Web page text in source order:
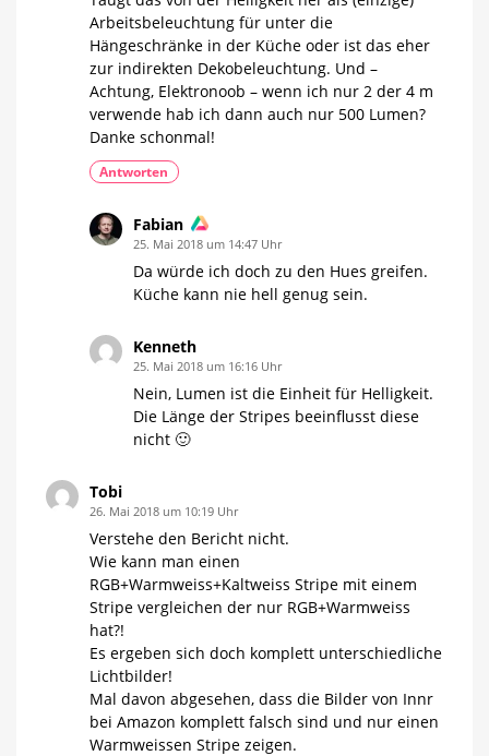
Arbeitsbeleuchtung für unter die
Hängeschränke in der Küche oder ist das eher
zur indirekten Dekobeleuchtung. Und –
Achtung, Elektronoob – wenn ich nur 2 der 4 m
verwende hab ich dann auch nur 500 Lumen?
Danke schonmal!
Antworten
Fabian
25. Mai 2018 um 14:47 Uhr
Da würde ich doch zu den Hues greifen.
Küche kann nie hell genug sein.
Kenneth
25. Mai 2018 um 16:16 Uhr
Nein, Lumen ist die Einheit für Helligkeit.
Die Länge der Stripes beeinflusst diese
nicht 🙂
Tobi
26. Mai 2018 um 10:19 Uhr
Verstehe den Bericht nicht.
Wie kann man einen
RGB+Warmweiss+Kaltweiss Stripe mit einem
Stripe vergleichen der nur RGB+Warmweiss
hat?!
Es ergeben sich doch komplett unterschiedliche
Lichtbilder!
Mal davon abgesehen, dass die Bilder von Innr
bei Amazon komplett falsch sind und nur einen
Warmweissen Stripe zeigen.